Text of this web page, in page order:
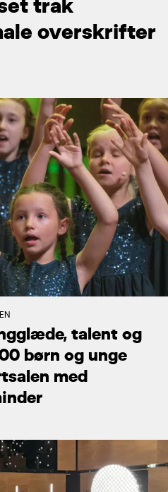
trak
overskrifter
talent og
børn og unge
med